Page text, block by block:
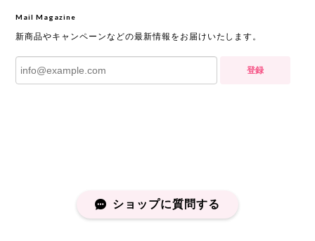
Mail Magazine
新商品やキャンペーンなどの最新情報をお届けいたします。
登録
ショップに質問する